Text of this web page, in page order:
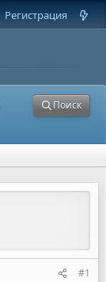
Регистрация
Поиск
#1